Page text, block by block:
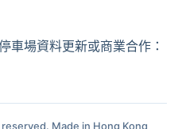
車場資料更新或商業合作：
Made in Hong Kong